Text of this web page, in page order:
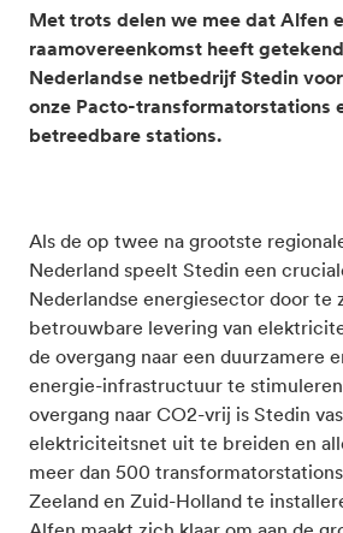
Met trots delen we mee dat Alfen
raamovereenkomst heeft
Nederlandse netbedrijf Stedin
onze Pacto-transformatorstations
betreedbare stations.
Als de op twee na grootste
Nederland speelt Stedin een
Nederlandse energiesector door te
betrouwbare levering van
de overgang naar een duurzamere
energie-infrastructuur te
overgang naar CO2-vrij is Stedin
elektriciteitsnet uit te breiden en
meer dan 500
Zeeland en Zuid-Holland te